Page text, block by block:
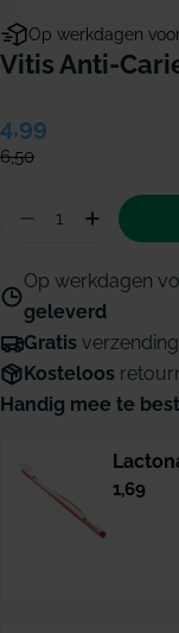
Op werkdagen
Vitis Anti-
Verkoopprijs
4,99
Normale
prijs
6,50
Hoeveelheid
Aantal
Op werkdagen
geleverd
Gratis
Kosteloos
Handig mee te
Normale
1,69